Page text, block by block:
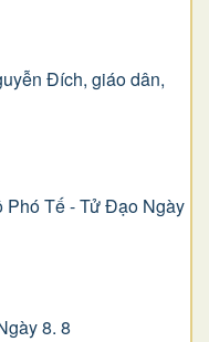
Ðích, giáo dân,
Phó Tế - Tử Đạo Ngày
8. 8